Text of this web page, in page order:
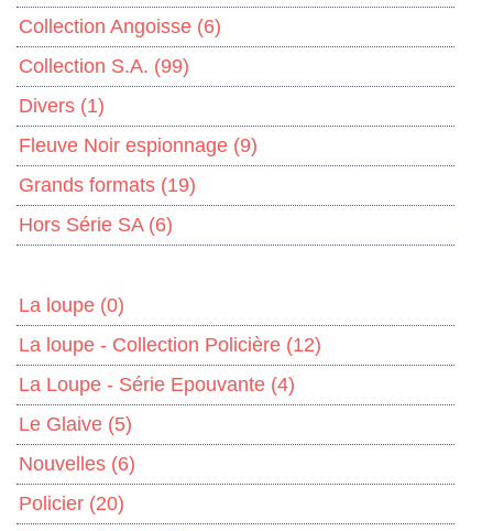
Collection Angoisse (6)
Collection S.A. (99)
Divers (1)
Fleuve Noir espionnage (9)
Grands formats (19)
Hors Série SA (6)
La loupe (0)
La loupe - Collection Policière (12)
La Loupe - Série Epouvante (4)
Le Glaive (5)
Nouvelles (6)
Policier (20)